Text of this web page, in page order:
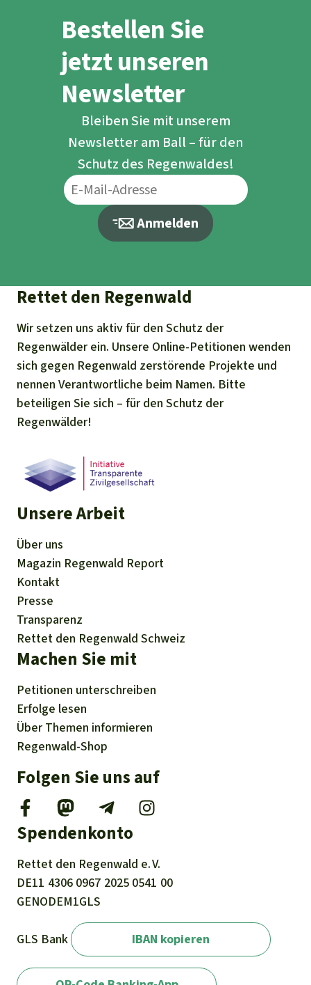
Bestellen Sie
jetzt unseren
Newsletter
Bleiben Sie mit unserem
Newsletter am Ball – für den
Schutz des Regenwaldes!
Anmelden
Rettet den Regenwald
Wir setzen uns aktiv für den Schutz der
Regenwälder ein. Unsere Online-Petitionen wenden
sich gegen Regenwald zerstörende Projekte und
nennen Verantwortliche beim Namen. Bitte
beteiligen Sie sich – für den Schutz der
Regenwälder!
Unsere Arbeit
Über uns
Magazin Regenwald Report
Kontakt
Presse
Transparenz
Rettet den Regenwald Schweiz
Machen Sie mit
Petitionen unterschreiben
Erfolge lesen
Über Themen informieren
Regenwald-Shop
Folgen Sie uns auf
Spendenkonto
Rettet den Regenwald e. V.
DE11 4306 0967 2025 0541 00
GENODEM1GLS
GLS Bank IBAN kopieren